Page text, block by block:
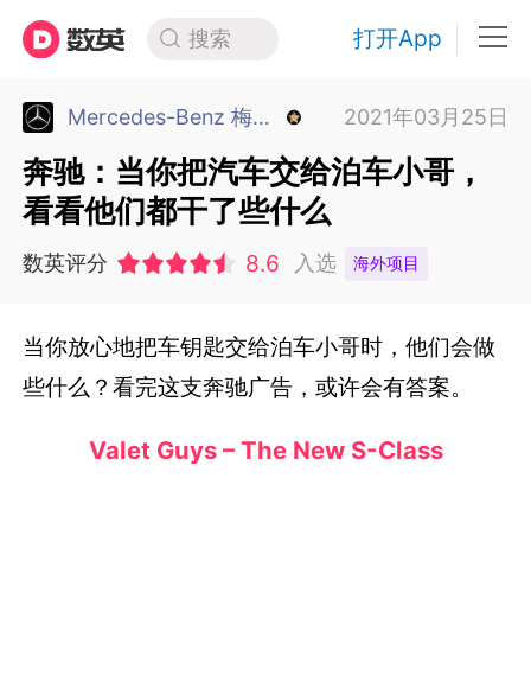
搜索 打开App
Mercedes-Benz 梅赛德斯-奔驰 2021年03月25日
奔驰：当你把汽车交给泊车小哥，
看看他们都干了些什么
数英评分 8.6 入选 海外项目
当你放心地把车钥匙交给泊车小哥时，他们会做
些什么？看完这支奔驰广告，或许会有答案。
Valet Guys – The New S-Class